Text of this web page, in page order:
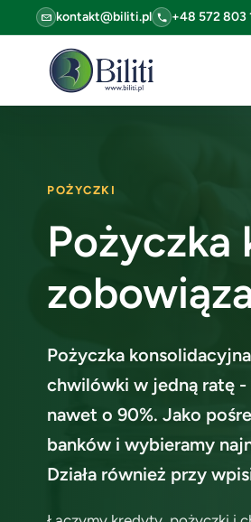
kontakt@biliti.pl +48 572 803
POŻYCZKI
Pożyczka
Pożyczka
chwilówki w jedną ratę -
nawet o 90%. Jako
banków i wybieramy
Działa również przy